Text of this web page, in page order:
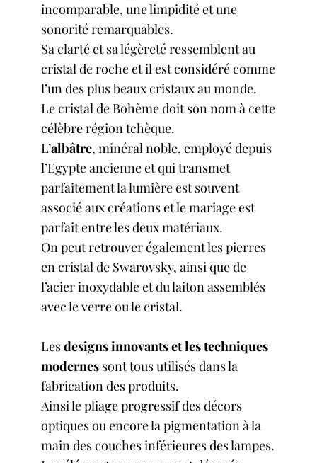
incomparable, une limpidité et une
sonorité remarquables.
Sa clarté et sa légèreté ressemblent au
cristal de roche et il est considéré comme
l’un des plus beaux cristaux au monde.
Le cristal de Bohème doit son nom à cette
célèbre région tchèque.
L’albâtre, minéral noble, employé depuis
l’Egypte ancienne et qui transmet
parfaitement la lumière est souvent
associé aux créations et le mariage est
parfait entre les deux matériaux.
On peut retrouver également les pierres
en cristal de Swarovsky, ainsi que de
l’acier inoxydable et du laiton assemblés
avec le verre ou le cristal.
Lesdesigns innovants et les techniques
modernes sont tous utilisés dans la
fabrication des produits.
Ainsi le pliage progressif des décors
optiques ou encore la pigmentation à la
main des couches inférieures des lampes.